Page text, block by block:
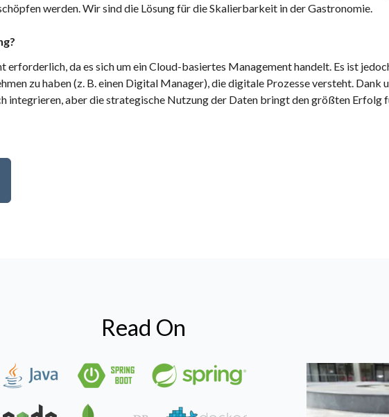
werden. Wir sind die Lösung für die Skalierbarkeit in der Gastronomie.
erforderlich, da es sich um ein Cloud-basiertes Management handelt. Es ist
zu haben (z. B. einen Digital Manager), die digitale Prozesse versteht. Dank
integrieren, aber die strategische Nutzung der Daten bringt den größten Erfolg
Read On